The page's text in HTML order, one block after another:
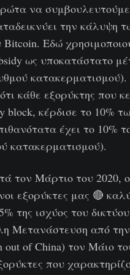
να
την κάλυψη
Εδώ
ως υποκατάστατο
κάθε εξορύκτης που
block, κέρδισε το 10%
έχει το 10%
κατακερματισμού).
τον Μάρτιο του 2020,
εξορύκτες μας 🔴
της ισχύος του δικτύου
Μετανάστευση από
out of China) τον Μάιο
που